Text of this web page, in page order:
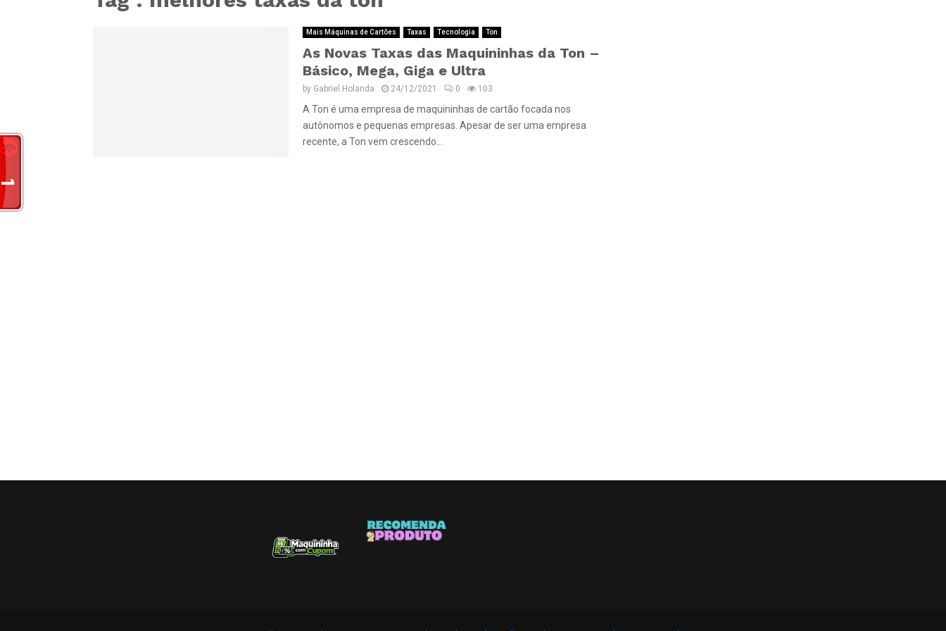
Mais Máquinas de Cartões Taxas Tecnologia Ton
As Novas Taxas das Maquininhas da Ton –
Básico, Mega, Giga e Ultra
by Gabriel Holanda 24/12/2021 0 103
A Ton é uma empresa de maquininhas de cartão focada nos
autônomos e pequenas empresas. Apesar de ser uma empresa
recente, a Ton vem crescendo...